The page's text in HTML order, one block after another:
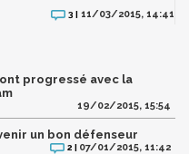
3 | 11/03/2015, 14:41
progressé avec la
19/02/2015, 15:54
un bon défenseur
2 | 07/01/2015, 11:42